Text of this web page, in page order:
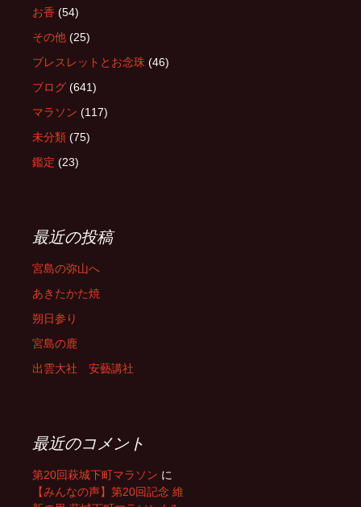
お香 (54)
その他 (25)
ブレスレットとお念珠 (46)
ブログ (641)
マラソン (117)
未分類 (75)
鑑定 (23)
最近の投稿
宮島の弥山へ
あきたかた焼
朔日参り
宮島の鹿
出雲大社 安藝講社
最近のコメント
第20回萩城下町マラソン に
【みんなの声】第20回記念 維